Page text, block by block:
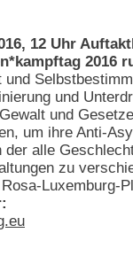
12 Uhr
2016
und
und
und
um ihre Anti-
alle
zu
Rosa-Luxemburg-